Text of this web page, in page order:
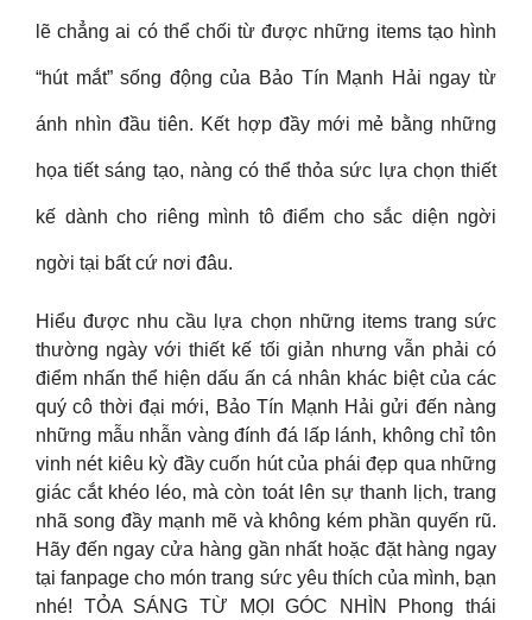
lẽ chẳng ai có thể chối từ được những items tạo hình
“hút mắt” sống động của Bảo Tín Mạnh Hải ngay từ
ánh nhìn đầu tiên. Kết hợp đầy mới mẻ bằng những
họa tiết sáng tạo, nàng có thể thỏa sức lựa chọn thiết
kế dành cho riêng mình tô điểm cho sắc diện ngời
ngời tại bất cứ nơi đâu.
Hiểu được nhu cầu lựa chọn những items trang sức
thường ngày với thiết kế tối giản nhưng vẫn phải có
điểm nhấn thể hiện dấu ấn cá nhân khác biệt của các
quý cô thời đại mới, Bảo Tín Mạnh Hải gửi đến nàng
những mẫu nhẫn vàng đính đá lấp lánh, không chỉ tôn
vinh nét kiêu kỳ đầy cuốn hút của phái đẹp qua những
giác cắt khéo léo, mà còn toát lên sự thanh lịch, trang
nhã song đầy mạnh mẽ và không kém phần quyến rũ.
Hãy đến ngay cửa hàng gần nhất hoặc đặt hàng ngay
tại fanpage cho món trang sức yêu thích của mình, bạn
nhé! TỎA SÁNG TỪ MỌI GÓC NHÌN Phong thái